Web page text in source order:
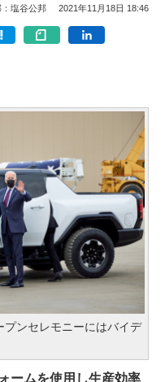
塩谷公邦 2021年11月18日 18:46
ンセレモニーにはバイデ
ームを使用し生産効率